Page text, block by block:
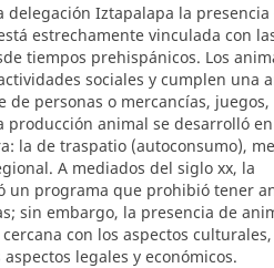
delegación Iztapalapa la presencia
estrechamente vinculada con
tiempos prehispánicos. Los
sociales y cumplen una
personas o mercancías, juegos,
producción animal se desarrolló
la de traspatio (autoconsumo),
A mediados del siglo xx, la
un programa que prohibió tener
sin embargo, la presencia de
con los aspectos
legales y económicos.